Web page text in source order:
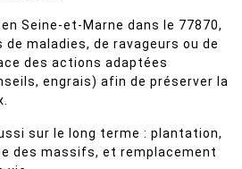
Seine-et-Marne dans le 77870,
maladies, de ravageurs ou de
des actions adaptées
engrais) afin de préserver la
sur le long terme : plantation,
des massifs, et remplacement